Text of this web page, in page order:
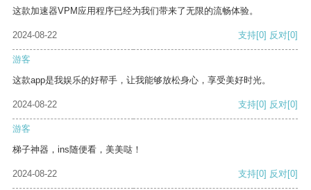
这款加速器VPM应用程序已经为我们带来了无限的流畅体验。
2024-08-22 支持[0] 反对[0]
游客
这款app是我娱乐的好帮手，让我能够放松身心，享受美好时光。
2024-08-22 支持[0] 反对[0]
游客
梯子神器，ins随便看，美美哒！
2024-08-22 支持[0] 反对[0]